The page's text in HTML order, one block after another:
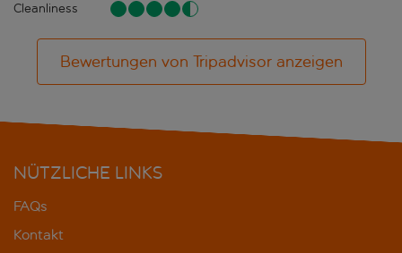
Cleanliness
Bewertungen von Tripadvisor anzeigen
NÜTZLICHE LINKS
FAQs
Kontakt